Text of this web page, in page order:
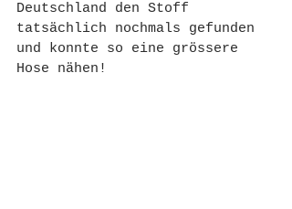
Deutschland den Stoff
tatsächlich nochmals gefunden
und konnte so eine grössere
Hose nähen!